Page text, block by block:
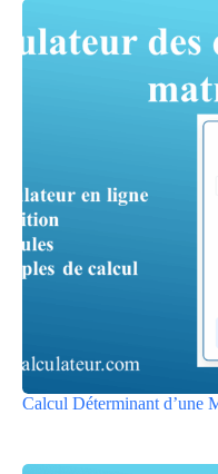
Calcul Déterminant d’une